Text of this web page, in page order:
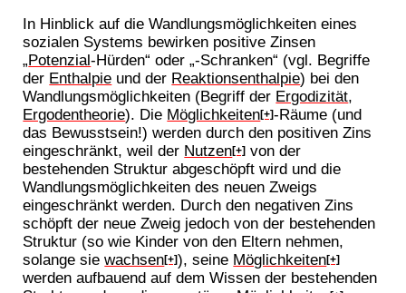
In Hinblick auf die Wandlungsmöglichkeiten eines
sozialen Systems bewirken positive Zinsen
„Potenzial-Hürden“ oder „-Schranken“ (vgl. Begriffe
der Enthalpie und der Reaktionsenthalpie) bei den
Wandlungsmöglichkeiten (Begriff der Ergodizität,
Ergodentheorie). Die Möglichkeiten[+]-Räume (und
das Bewusstsein!) werden durch den positiven Zins
eingeschränkt, weil der Nutzen[+] von der
bestehenden Struktur abgeschöpft wird und die
Wandlungsmöglichkeiten des neuen Zweigs
eingeschränkt werden. Durch den negativen Zins
schöpft der neue Zweig jedoch von der bestehenden
Struktur (so wie Kinder von den Eltern nehmen,
solange siewachsen[+]), seine Möglichkeiten[+]
werden aufbauend auf dem Wissen der bestehenden